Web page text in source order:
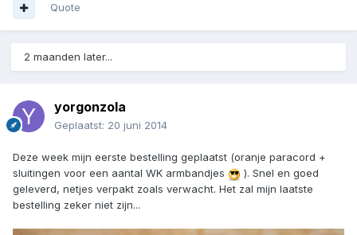
Quote
2 maanden later...
yorgonzola
Geplaatst: 20 juni 2014
Deze week mijn eerste bestelling geplaatst (oranje paracord +
sluitingen voor een aantal WK armbandjes
). Snel en goed
geleverd, netjes verpakt zoals verwacht. Het zal mijn laatste
bestelling zeker niet zijn...